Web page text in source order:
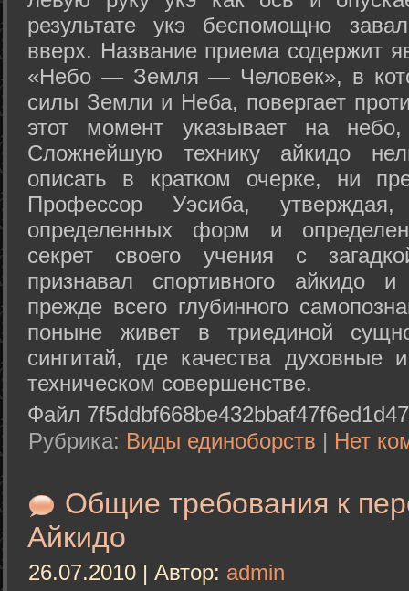
результате укэ беспомощно
вверх. Название приема содержит
«Небо — Земля — Человек», в
силы Земли и Неба, повергает
этот момент указывает на
Сложнейшую технику айкидо
описать в кратком очерке, ни
Профессор Уэсиба,
определенных форм и
секрет своего учения с
признавал спортивного айкидо
прежде всего глубинного
поныне живет в триединой
сингитай, где качества духовные
техническом совершенстве.
Файл
Рубрика: Виды единоборств | Нет
Общие требования к
Айкидо
26.07.2010 | Автор: admin